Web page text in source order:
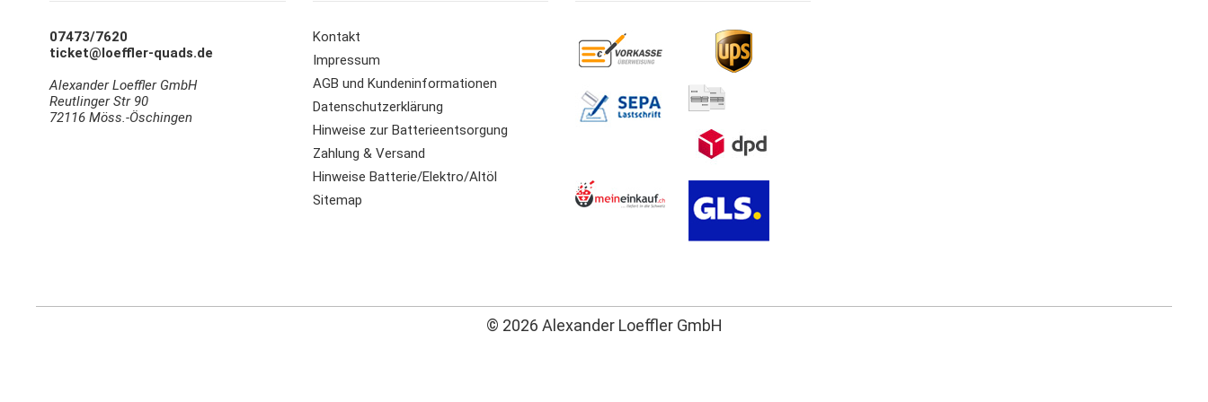
07473/7620
ticket@loeffler-quads.de
Alexander Loeffler GmbH
Reutlinger Str 90
72116 Möss.-Öschingen
Kontakt
Impressum
AGB und Kundeninformationen
Datenschutzerklärung
Hinweise zur Batterieentsorgung
Zahlung & Versand
Hinweise Batterie/Elektro/Altöl
Sitemap
© 2026 Alexander Loeffler GmbH